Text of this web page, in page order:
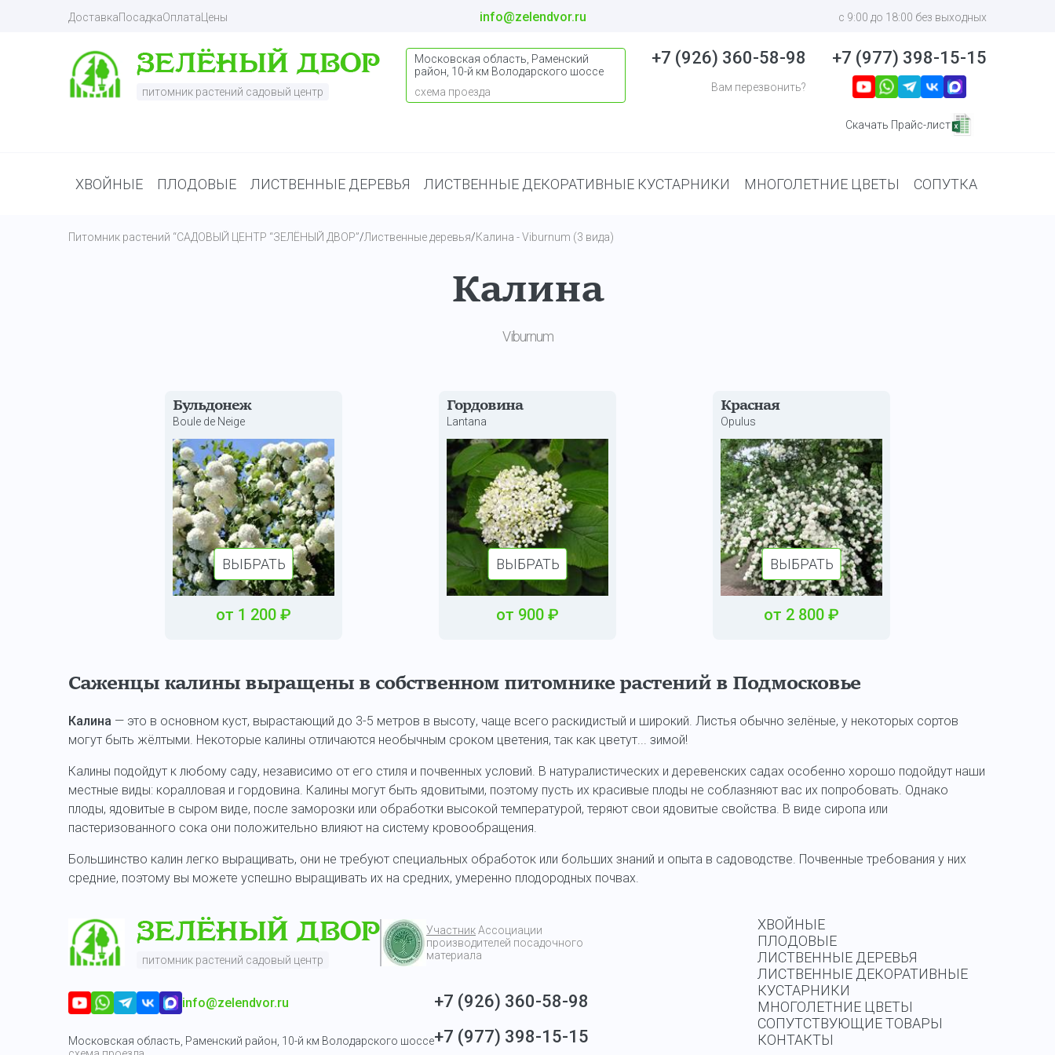
ДоставкаПосадкаОплатаЦены info@zelendvor.ru с 9:00 до 18:00 без выходных
питомник растений садовый центр
Московская область, Раменский
район, 10-й км Володарского шоссе
схема проезда
+7 (926) 360-58-98
Вам перезвонить?
+7 (977) 398-15-15
Скачать Прайс-лист
ХВОЙНЫЕ ПЛОДОВЫЕ ЛИСТВЕННЫЕ ДЕРЕВЬЯ ЛИСТВЕННЫЕ ДЕКОРАТИВНЫЕ КУСТАРНИКИ МНОГОЛЕТНИЕ ЦВЕТЫ СОПУТКА
Питомник растений “САДОВЫЙ ЦЕНТР “ЗЕЛЁНЫЙ ДВОР”/Лиственные деревья/Калина - Viburnum (3 вида)
Калина
Viburnum
Бульдонеж
Boule de Neige
ВЫБРАТЬ
от 1 200 ₽
Гордовина
Lantana
ВЫБРАТЬ
от 900 ₽
Красная
Opulus
ВЫБРАТЬ
от 2 800 ₽
Саженцы калины выращены в собственном питомнике растений в Подмосковье
Калина — это в основном куст, вырастающий до 3-5 метров в высоту, чаще всего раскидистый и широкий. Листья обычно зелёные, у некоторых сортов
могут быть жёлтыми. Некоторые калины отличаются необычным сроком цветения, так как цветут... зимой!
Калины подойдут к любому саду, независимо от его стиля и почвенных условий. В натуралистических и деревенских садах особенно хорошо подойдут наши
местные виды: коралловая и гордовина. Калины могут быть ядовитыми, поэтому пусть их красивые плоды не соблазняют вас их попробовать. Однако
плоды, ядовитые в сыром виде, после заморозки или обработки высокой температурой, теряют свои ядовитые свойства. В виде сиропа или
пастеризованного сока они положительно влияют на систему кровообращения.
Большинство калин легко выращивать, они не требуют специальных обработок или больших знаний и опыта в садоводстве. Почвенные требования у них
средние, поэтому вы можете успешно выращивать их на средних, умеренно плодородных почвах.
питомник растений садовый центр
УчастникАссоциации
производителей посадочного
материала
info@zelendvor.ru
Московская область, Раменский район, 10-й км Володарского шоссе
+7 (926) 360-58-98
+7 (977) 398-15-15
ХВОЙНЫЕ
ПЛОДОВЫЕ
ЛИСТВЕННЫЕ ДЕРЕВЬЯ
ЛИСТВЕННЫЕ ДЕКОРАТИВНЫЕ
КУСТАРНИКИ
МНОГОЛЕТНИЕ ЦВЕТЫ
СОПУТСТВУЮЩИЕ ТОВАРЫ
КОНТАКТЫ